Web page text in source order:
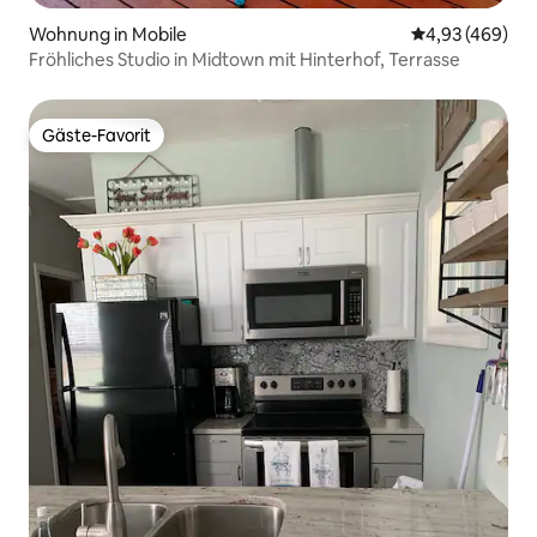
Wohnung in Mobile
4,93 (469)
Fröhliches Studio in Midtown mit Hinterhof, Terrasse
Gäste-Favorit
Gäste-Favorit